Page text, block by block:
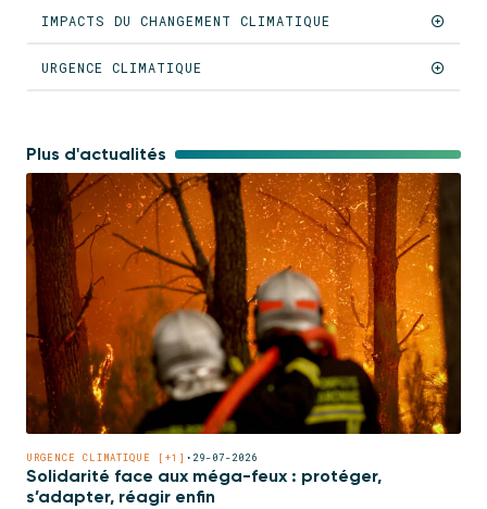
IMPACTS DU CHANGEMENT CLIMATIQUE
URGENCE CLIMATIQUE
Plus d'actualités
URGENCE CLIMATIQUE [+1] • 29-07-2026
Solidarité face aux méga-feux : protéger,
s’adapter, réagir enfin